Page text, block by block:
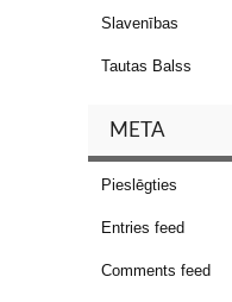
Slavenības
Tautas Balss
META
Pieslēgties
Entries feed
Comments feed